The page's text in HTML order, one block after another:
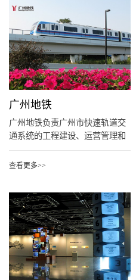
广州地铁
广州地铁负责广州市快速轨道交
通系统的工程建设、运营管理和
附属...
查看更多>>